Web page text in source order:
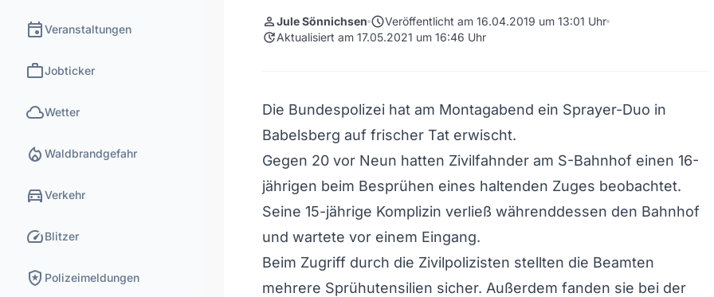
eventVeranstaltungen
workJobticker
cloudWetter
local_fire_department Waldbrandgefahr
directions_carVerkehr
speedBlitzer
local_police Polizeimeldungen
personJule Sönnichsen scheduleVeröffentlicht am 16.04.2019 um 13:01 Uhr
updateAktualisiert am 17.05.2021 um 16:46 Uhr
Die Bundespolizei hat am Montagabend ein Sprayer-Duo in
Babelsberg auf frischer Tat erwischt.
Gegen 20 vor Neun hatten Zivilfahnder am S-Bahnhof einen 16-
jährigen beim Besprühen eines haltenden Zuges beobachtet.
Seine 15-jährige Komplizin verließ währenddessen den Bahnhof
und wartete vor einem Eingang.
Beim Zugriff durch die Zivilpolizisten stellten die Beamten
mehrere Sprühutensilien sicher. Außerdem fanden sie bei der